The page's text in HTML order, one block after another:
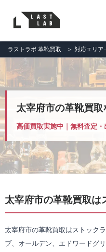
ラストラボ 革靴買取 ＞ 対応エリア
太宰府市の革靴買
高価買取実施中｜無料査定
太宰府市の革靴買取は
太宰府市の革靴買取はストック
ブ、オールデン、エドワードグ